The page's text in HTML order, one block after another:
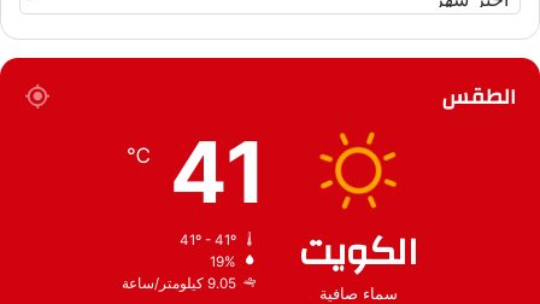
و
ق
ل
أ
ش
الطقس
الكويت
سماء صافية
41
℃
19%
9.05 كيلومتر/ساعة